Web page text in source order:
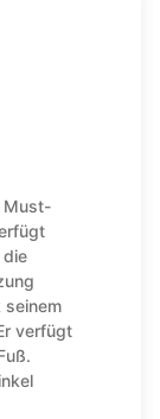
Must-
die
seinem
verfügt